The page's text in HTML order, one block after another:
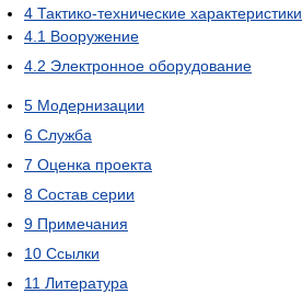
4 Тактико-технические характеристики
4.1 Вооружение
4.2 Электронное оборудование
5 Модернизации
6 Служба
7 Оценка проекта
8 Состав серии
9 Примечания
10 Ссылки
11 Литература